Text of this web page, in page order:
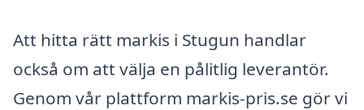
Att hitta rätt markis i Stugun handlar
också om att välja en pålitlig leverantör.
Genom vår plattform markis-pris.se gör vi